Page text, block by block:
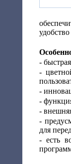
-
-
-
-
-
-
для
- есть